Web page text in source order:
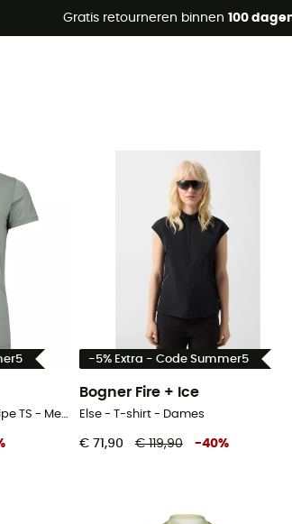
Gratis retourneren binnen 100
🔥 -5% EXTRA vanaf 2 producten*
120 Cool Tec Mountain Stripe TS - Merinoshirt - Dames
-5% Extra - Code Summer5
Bogner Fire + Ice
Else - T-shirt - Dames
€ 71,90 € 119,90 -40%